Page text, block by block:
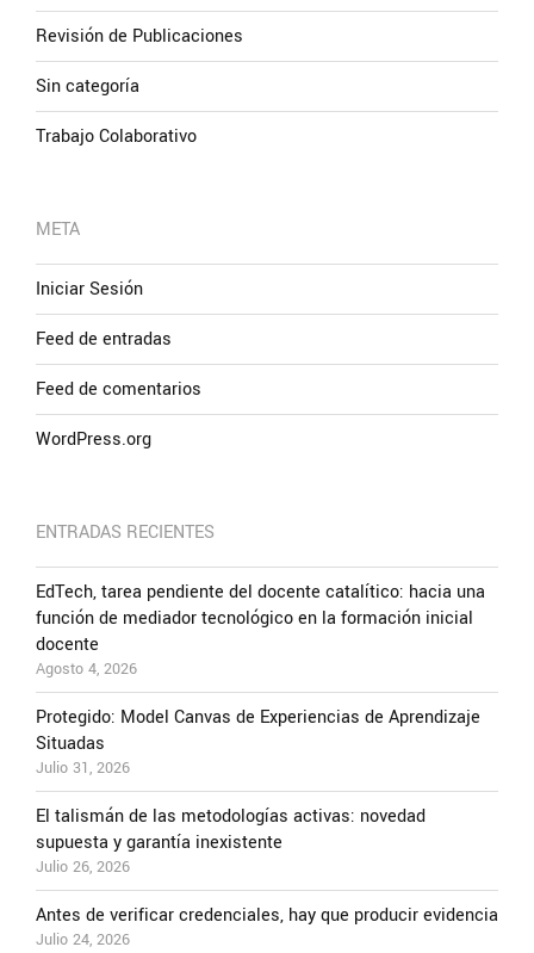
Revisión de Publicaciones
Sin categoría
Trabajo Colaborativo
META
Iniciar Sesión
Feed de entradas
Feed de comentarios
WordPress.org
ENTRADAS RECIENTES
EdTech, tarea pendiente del docente catalítico: hacia una
función de mediador tecnológico en la formación inicial
docente
Agosto 4, 2026
Protegido: Model Canvas de Experiencias de Aprendizaje
Situadas
Julio 31, 2026
El talismán de las metodologías activas: novedad
supuesta y garantía inexistente
Julio 26, 2026
Antes de verificar credenciales, hay que producir evidencia
Julio 24, 2026